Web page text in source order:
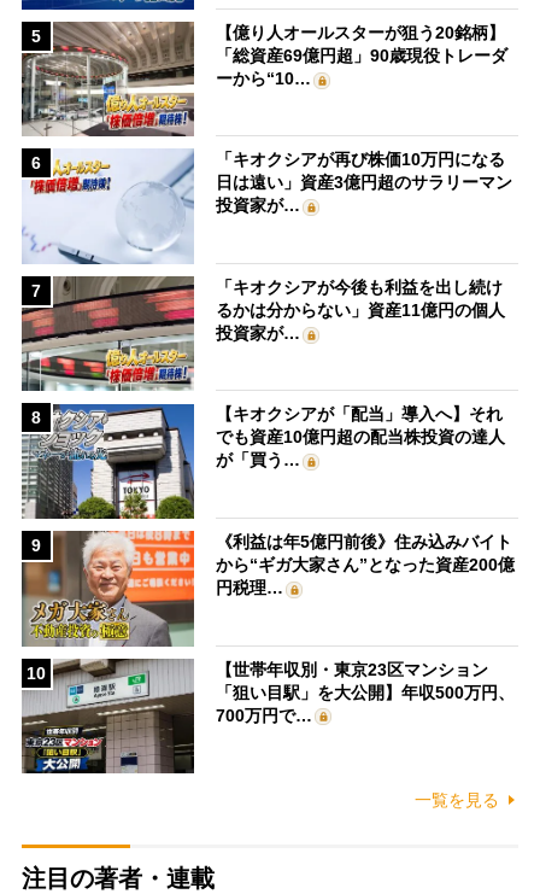
5
【億り人オールスターが狙う20銘柄】
「総資産69億円超」90歳現役トレーダ
ーから“10…
6
「キオクシアが再び株価10万円になる
日は遠い」資産3億円超のサラリーマン
投資家が…
7
「キオクシアが今後も利益を出し続け
るかは分からない」資産11億円の個人
投資家が…
8
【キオクシアが「配当」導入へ】それ
でも資産10億円超の配当株投資の達人
が「買う…
9
《利益は年5億円前後》住み込みバイト
から“ギガ大家さん”となった資産200億
円税理…
10
【世帯年収別・東京23区マンション
「狙い目駅」を大公開】年収500万円、
700万円で…
一覧を見る
注目の著者・連載